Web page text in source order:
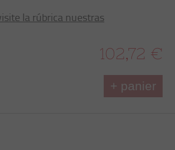
la rúbrica nuestras
102,72 €
+ panier